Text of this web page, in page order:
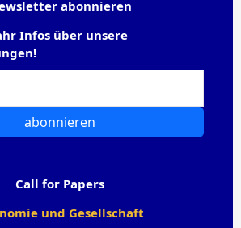
abonnieren
Infos über unsere
abonnieren
Call for Papers
und Gesellschaft